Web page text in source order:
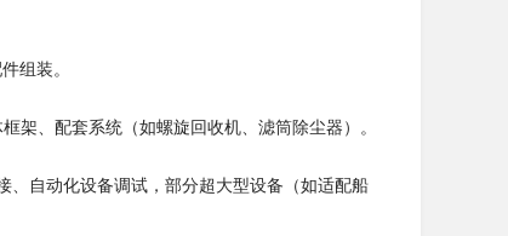
组装。
架、配套系统（如螺旋回收机、滤筒除尘器）。
、自动化设备调试，部分超大型设备（如适配船